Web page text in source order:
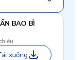
BAO BÌ
xuống